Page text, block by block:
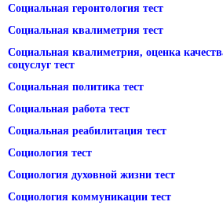
Социальная геронтология тест
Социальная квалиметрия тест
Социальная квалиметрия, оценка
соцуслуг тест
Социальная политика тест
Социальная работа тест
Социальная реабилитация тест
Социология тест
Социология духовной жизни тест
Социология коммуникации тест